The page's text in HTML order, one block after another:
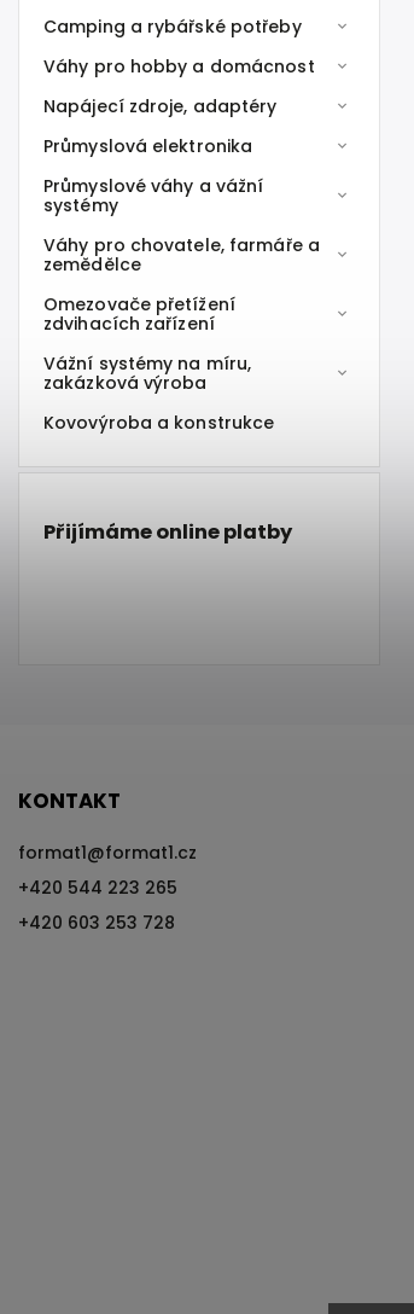
Camping a rybářské potřeby
Váhy pro hobby a domácnost
Napájecí zdroje, adaptéry
Průmyslová elektronika
Průmyslové váhy a vážní
systémy
Váhy pro chovatele, farmáře a
zemědělce
Omezovače přetížení
zdvihacích zařízení
Vážní systémy na míru,
zakázková výroba
Kovovýroba a konstrukce
Přijímáme online platby
KONTAKT
format1@format1.cz
+420 544 223 265
+420 603 253 728